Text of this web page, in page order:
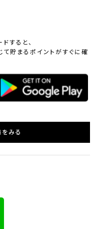
すると、
貯まるポイントがすぐに確
みる